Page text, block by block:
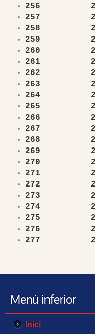
256
257
258
259
260
261
262
263
264
265
266
267
268
269
270
271
272
273
274
275
276
277
Menú inferior
Inici